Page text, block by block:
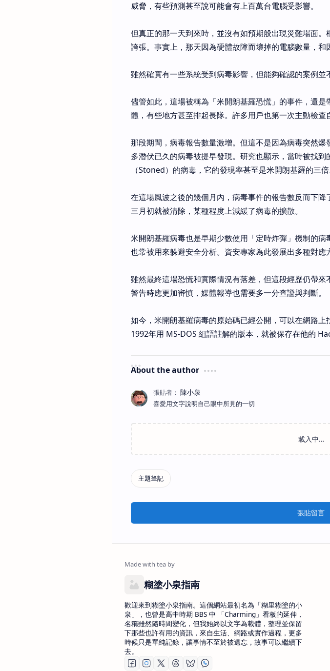
威脅，有些預測甚至說可能會有上百萬台電腦受影響。
但真正的那一天到來時，並沒有如預期般出現災難場面
誇張。事實上，那天因為硬體故障而壞掉的電腦數量，和
雖然確實有一些系統受到病毒影響，但能夠確認的案例並
儘管如此，這場被稱為「米開朗基羅恐慌」的事件，還
體，有些地方甚至排起長隊。許多用戶也第一次主動檢查
那段期間，病毒報告數量激增。但這不是因為病毒突然
多潛伏已久的病毒被提早發現。研究也顯示，當時被找到
（Stoned）的病毒，它的發現率甚至是米開朗基羅的三倍
在這場風波之後的幾個月內，病毒事件的報告數反而下
三月初就被清除，某種程度上減緩了病毒的擴散。
米開朗基羅病毒也是早期少數使用「定時炸彈」機制的
也常被用來躲避安全分析。資安專家為此發展出多種對應
雖然最終這場恐慌和實際情況有落差，但這段經歷仍帶
警告時應更加審慎，媒體報導也需要多一分查證與判斷。
如今，米開朗基羅病毒的原始碼已經公開，可以在網路
1992年用 MS-DOS 組語註解的版本，就被保存在他的
About the author
喜愛用文字說明自己眼中所見的一切
張貼留言
糊塗小泉指南
歡迎來到糊塗小泉指南。這個網站最初名為「糊里糊塗的小
泉」，也曾是高中時期 BBS 中 「Charming」看板的延伸，
名稱雖然隨時間變化，但我始終以文字為載體，整理並保留
下那些也許有用的資訊，來自生活、網路或實作過程，更多
時候只是單純記錄，讓事情不至於被遺忘，故事可以繼續下
去。